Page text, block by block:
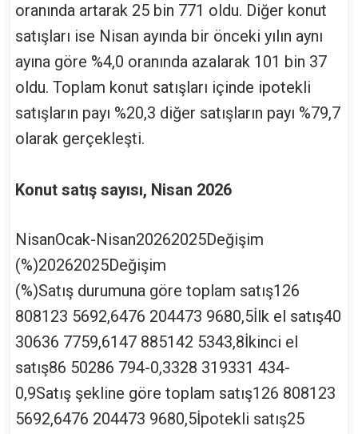
oranında artarak 25 bin 771 oldu. Diğer konut
satışları ise Nisan ayında bir önceki yılın aynı
ayına göre %4,0 oranında azalarak 101 bin 37
oldu. Toplam konut satışları içinde ipotekli
satışların payı %20,3 diğer satışların payı %79,7
olarak gerçekleşti.
Konut satış sayısı, Nisan 2026
NisanOcak-Nisan20262025Değişim
(%)20262025Değişim
(%)Satış durumuna göre toplam satış126
808123 5692,6476 204473 9680,5İlk el satış40
30636 7759,6147 885142 5343,8İkinci el
satış86 50286 794-0,3328 319331 434-
0,9Satış şekline göre toplam satış126 808123
5692,6476 204473 9680,5İpotekli satış25